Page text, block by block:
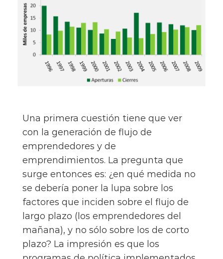
Una primera cuestión tiene que ver
con la generación de flujo de
emprendedores y de
emprendimientos. La pregunta que
surge entonces es: ¿en qué medida no
se debería poner la lupa sobre los
factores que inciden sobre el flujo de
largo plazo (los emprendedores del
mañana), y no sólo sobre los de corto
plazo? La impresión es que los